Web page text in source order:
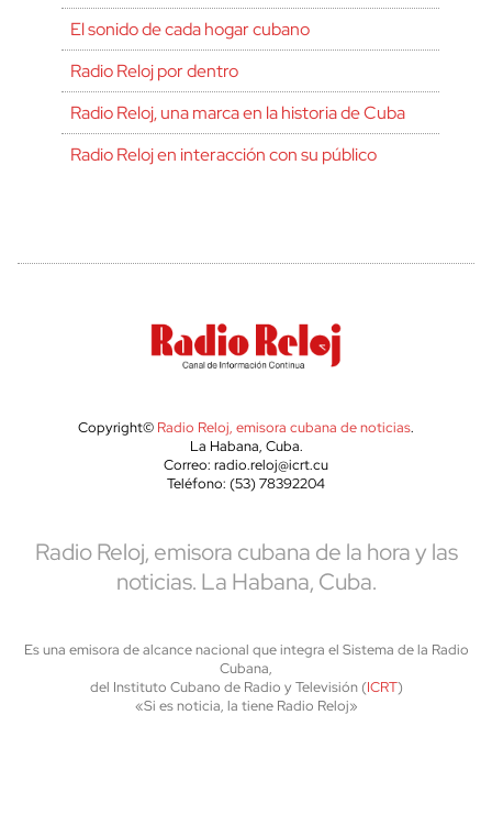
El sonido de cada hogar cubano
Radio Reloj por dentro
Radio Reloj, una marca en la historia de Cuba
Radio Reloj en interacción con su público
Copyright© Radio Reloj, emisora cubana de noticias.
La Habana, Cuba.
Correo: radio.reloj@icrt.cu
Teléfono: (53) 78392204
Radio Reloj, emisora cubana de la hora y las
noticias. La Habana, Cuba.
Es una emisora de alcance nacional que integra el Sistema de la Radio
Cubana,
del Instituto Cubano de Radio y Televisión (ICRT)
«Si es noticia, la tiene Radio Reloj»